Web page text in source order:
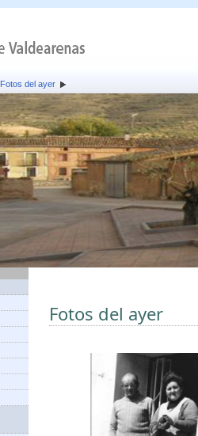
Fotos del ayer
Fotos del ayer